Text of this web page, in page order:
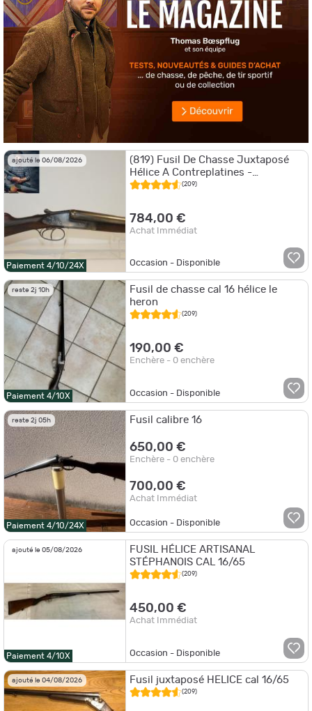
ajouté le 06/08/2026
Paiement 4/10/24X
(819) Fusil De Chasse Juxtaposé
Hélice A Contreplatines -
OCCASION (209)
784,00 €
Achat Immédiat
Occasion - Disponible
reste 2j 10h
Paiement 4/10X
Fusil de chasse cal 16 hélice le
heron
(209)
190,00 €
Enchère - 0 enchère
Occasion - Disponible
reste 2j 05h
Paiement 4/10/24X
Fusil calibre 16
650,00 €
Enchère - 0 enchère
700,00 €
Achat Immédiat
Occasion - Disponible
ajouté le 05/08/2026
Paiement 4/10X
FUSIL HÉLICE ARTISANAL
STÉPHANOIS CAL 16/65
(209)
450,00 €
Achat Immédiat
Occasion - Disponible
ajouté le 04/08/2026 Fusil juxtaposé HELICE cal 16/65
(209)